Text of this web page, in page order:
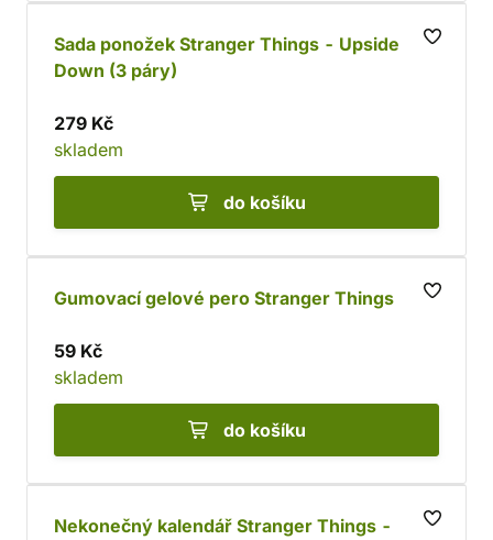
Sada ponožek Stranger Things - Upside
Down (3 páry)
279 Kč
skladem
do košíku
Gumovací gelové pero Stranger Things
59 Kč
skladem
do košíku
Nekonečný kalendář Stranger Things -